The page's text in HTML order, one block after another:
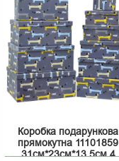
Коробка подарункова
прямокутна 11101859
31см*23см*13.5см 4